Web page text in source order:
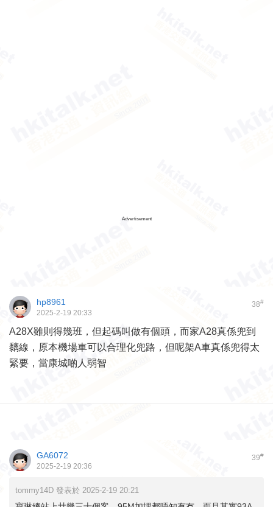
Advertisement
38#
hp8961
2025-2-19 20:33
A28X雖則得幾班，但起碼叫做有個頭，而家A28真係兜到
黐線，原本機場車可以合理化兜路，但呢架A車真係兜得太
緊要，當康城啲人弱智
39#
GA6072
2025-2-19 20:36
tommy14D 發表於 2025-2-19 20:21